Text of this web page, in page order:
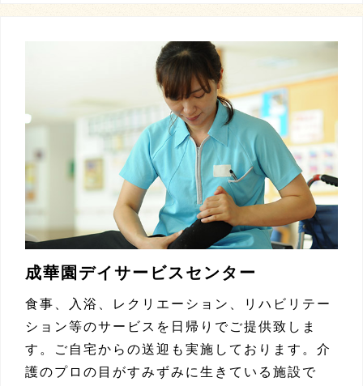
成華園デイサービスセンター
食事、入浴、レクリエーション、リハビリテー
ション等のサービスを日帰りでご提供致しま
す。ご自宅からの送迎も実施しております。介
護のプロの目がすみずみに生きている施設で